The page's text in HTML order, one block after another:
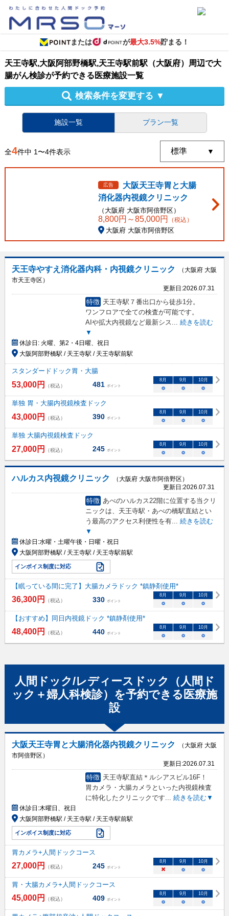
または が最大3.5%貯まる！
天王寺駅,大阪阿部野橋駅,天王寺駅前駅（大阪府）周辺で大
腸がん検診が予約できる医療施設一覧
検索条件を変更する ▼
施設一覧 プラン一覧
全4件中 1〜4件表示
広告
大阪天王寺胃と大腸
消化器内視鏡クリニック
（ 大阪府 大阪市阿倍野区）
8,800円～85,000円 （税込）
大阪府 大阪市阿倍野区
天王寺やすえ消化器内科・内視鏡クリニック
（大阪府 大阪
市天王寺区）
更新日:2026.07.31
特徴 天王寺駅７番出口から徒歩1分。
ワンフロアで全ての検査が可能です。
AIや拡大内視鏡など最新シス... 続きを読む
▼
休診日:火曜、第2・4日曜、祝日
大阪阿部野橋駅 / 天王寺駅 / 天王寺駅前駅
スタンダードドック胃・大腸
53,000円 （税込） 481 ポイント
8月 9月 10月
○ ○ ○
単独 胃・大腸内視鏡検査ドック
43,000円 （税込） 390 ポイント
8月 9月 10月
○ ○ ○
単独 大腸内視鏡検査ドック
27,000円 （税込） 245 ポイント
8月 9月 10月
○ ○ ○
ハルカス内視鏡クリニック
（大阪府 大阪市阿倍野区）
更新日:2026.07.31
特徴 あべのハルカス22階に位置する当クリ
ニックは、天王寺駅・あべの橋駅直結とい
う最高のアクセス利便性を有...
続きを読む
▼
休診日:水曜・土曜午後・日曜・祝日
大阪阿部野橋駅 / 天王寺駅 / 天王寺駅前駅
インボイス制度に対応
【眠っている間に完了】大腸カメラドック *鎮静剤使用*
36,300円 （税込） 330 ポイント
8 月 9 月 10月
○ ○ ○
【おすすめ】同日内視鏡ドック *鎮静剤使用*
48,400円 （税込） 440 ポイント
8 月 9 月 10月
○ ○ ○
人間ドック/レディースドック（人間ド
ック＋婦人科検診） を予約できる 医療施
設
大阪天王寺胃と大腸消化器内視鏡クリニック
（大阪府 大阪
市阿倍野区）
更新日:2026.07.31
特徴 天王寺駅直結＊ルシアスビル16F！
胃カメラ・大腸カメラといった内視鏡検査
に特化したクリニックです
続きを読む▼
休診日:木曜日、祝日
大阪阿部野橋駅 / 天王寺駅 / 天王寺駅前駅
インボイス制度に対応
胃カメラ+人間ドックコース
27,000円 （税込） 245 ポイント
8 月 9 月 10月
× ○ ○
胃・大腸カメラ+人間ドックコース
45,000円 （税込） 409 ポイント
8 月 9 月 10月
○ ○ ○